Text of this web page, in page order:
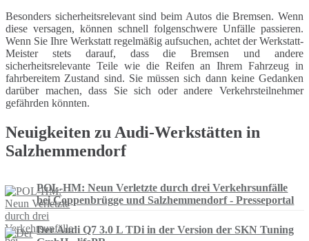
Besonders sicherheitsrelevant sind beim Autos die Bremsen. Wenn
diese versagen, können schnell folgenschwere Unfälle passieren.
Wenn Sie Ihre Werkstatt regelmäßig aufsuchen, achtet der Werkstatt-
Meister stets darauf, dass die Bremsen und andere
sicherheitsrelevante Teile wie die Reifen an Ihrem Fahrzeug in
fahrbereitem Zustand sind. Sie müssen sich dann keine Gedanken
darüber machen, dass Sie sich oder andere Verkehrsteilnehmer
gefährden könnten.
Neuigkeiten zu Audi-Werkstätten in
Salzhemmendorf
POL-HM: Neun Verletzte durch drei Verkehrsunfälle
bei Coppenbrügge und Salzhemmendorf - Presseportal
Der Audi Q7 3.0 L TDi in der Version der SKN Tuning